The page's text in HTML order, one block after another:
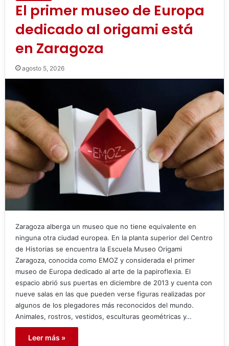
El primer museo de Europa
dedicado al origami está
en Zaragoza
agosto 5, 2026
Zaragoza alberga un museo que no tiene equivalente en
ninguna otra ciudad europea. En la planta superior del Centro
de Historias se encuentra la Escuela Museo Origami
Zaragoza, conocida como EMOZ y considerada el primer
museo de Europa dedicado al arte de la papiroflexia. El
espacio abrió sus puertas en diciembre de 2013 y cuenta con
nueve salas en las que pueden verse figuras realizadas por
algunos de los plegadores más reconocidos del mundo.
Animales, rostros, vestidos, esculturas geométricas y…
Leer más »